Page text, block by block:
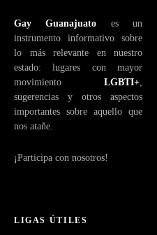
Gay Guanajuato es un
instrumento informativo sobre
lo más relevante en nuestro
estado: lugares con mayor
movimiento LGBTI+,
sugerencias y otros aspectos
importantes sobre aquello que
nos atañe.
¡Participa con nosotros!
LIGAS ÚTILES